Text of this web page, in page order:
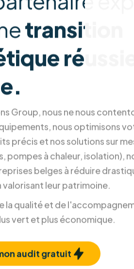
transition
réussie
Group, nous ne nous
nous optimisons
précis et nos solutions sur
à chaleur, isolation),
belges à réduire
leur patrimoine.
la qualité et de